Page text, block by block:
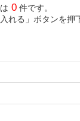
0 件です。
れる」ボタンを押